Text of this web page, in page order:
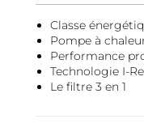
Classe
Pompe à
Performance
Technologie I-
Le filtre 3 en 1